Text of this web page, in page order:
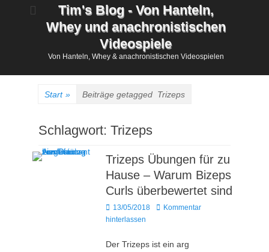
Tim's Blog - Von Hanteln,
Whey und anachronistischen
Videospiele
Von Hanteln, Whey & anachronistischen Videospielen
Start » Beiträge getagged Trizeps
Schlagwort: Trizeps
Trizeps Übungen für zu
Hause – Warum Bizeps
Curls überbewertet sind
Posted
on
13/05/2018
Kommentar
hinterlassen
Der Trizeps ist ein arg